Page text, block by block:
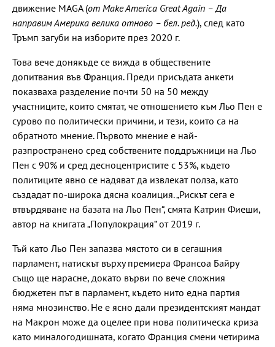
движение MAGA (от Make America Great Again – Да
направим Америка велика отново – бел. ред.), след като
Тръмп загуби на изборите през 2020 г.
Това вече донякъде се вижда в обществените
допитвания във Франция. Преди присъдата анкети
показваха разделение почти 50 на 50 между
участниците, които смятат, че отношението към Льо Пен е
сурово по политически причини, и тези, които са на
обратното мнение. Първото мнение е най-
разпространено сред собствените поддръжници на Льо
Пен с 90% и сред десноцентристите с 53%, където
политиците явно се надяват да извлекат полза, като
създадат по-широка дясна коалиция. „Рискът сега е
втвърдяване на базата на Льо Пен“, смята Катрин Фиеши,
автор на книгата „Популокрация“ от 2019 г.
Тъй като Льо Пен запазва мястото си в сегашния
парламент, натискът върху премиера Франсоа Байру
също ще нарасне, докато върви по вече сложния
бюджетен път в парламент, където нито една партия
няма мнозинство. Не е ясно дали президентският мандат
на Макрон може да оцелее при нова политическа криза
като миналогодишната, когато Франция смени четирима